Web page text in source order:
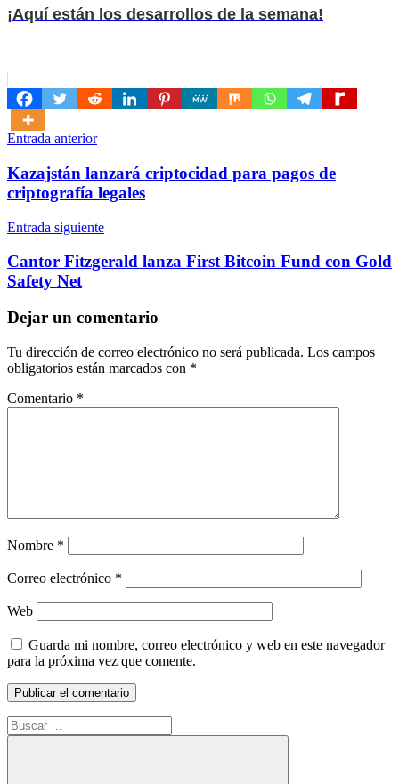
¡Aquí están los desarrollos de la semana!
Navegación
de
entradas
Entrada anterior
Kazajstán lanzará criptocidad para pagos de
criptografía legales
Entrada siguiente
Cantor Fitzgerald lanza First Bitcoin Fund con Gold
Safety Net
Dejar un comentario
Tu dirección de correo electrónico no será publicada. Los campos
obligatorios están marcados con *
Comentario *
Nombre *
Correo electrónico *
Web
Guarda mi nombre, correo electrónico y web en este navegador
para la próxima vez que comente.
Buscar: